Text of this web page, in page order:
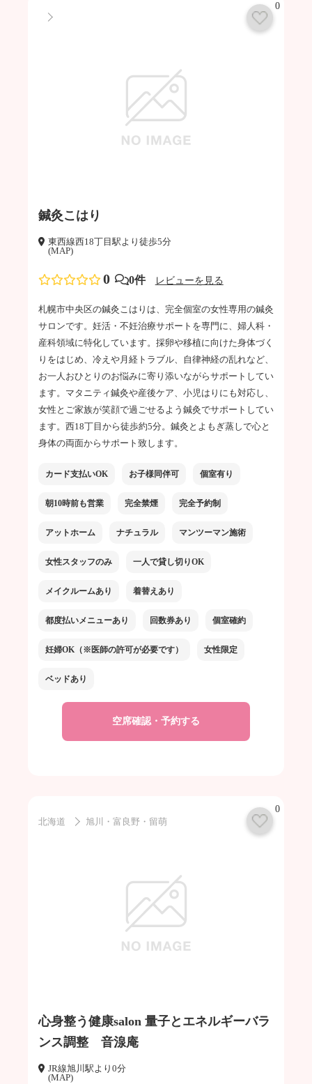
0
鍼灸こはり
東西線西18丁目駅より徒歩5分
(MAP)
0 0件 レビューを見る
札幌市中央区の鍼灸こはりは、完全個室の女性専用の鍼灸
サロンです。妊活・不妊治療サポートを専門に、婦人科・
産科領域に特化しています。採卵や移植に向けた身体づく
りをはじめ、冷えや月経トラブル、自律神経の乱れなど、
お一人おひとりのお悩みに寄り添いながらサポートしてい
ます。マタニティ鍼灸や産後ケア、小児はりにも対応し、
女性とご家族が笑顔で過ごせるよう鍼灸でサポートしてい
ます。西18丁目から徒歩約5分。鍼灸とよもぎ蒸しで心と
身体の両面からサポート致します。
カード支払いOK お子様同伴可 個室有り
朝10時前も営業 完全禁煙 完全予約制
アットホーム ナチュラル マンツーマン施術
女性スタッフのみ 一人で貸し切りOK
メイクルームあり 着替えあり
都度払いメニューあり 回数券あり 個室確約
妊婦OK（※医師の許可が必要です） 女性限定
ベッドあり
空席確認・予約する
0
北海道
旭川・富良野・留萌
心身整う健康salon 量子とエネルギーバラ
ンス調整 音湶庵
JR線旭川駅より0分
(MAP)